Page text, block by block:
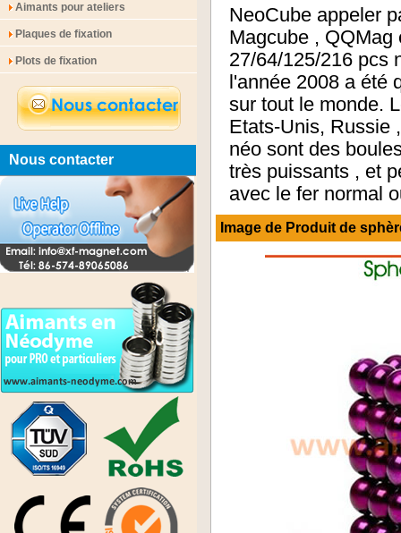
Aimants pour ateliers
Plaques de fixation
Plots de fixation
Nous contacter
NeoCube appeler
Magcube ,
27/64/125/216 pcs
l'année 2008 a été
sur tout le monde.
Etats-Unis, Russie
néo sont des
très puissants , et
avec le fer normal
Image de Produit de